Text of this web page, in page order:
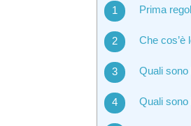
Prima
Che cos’è
Quali sono
Quali